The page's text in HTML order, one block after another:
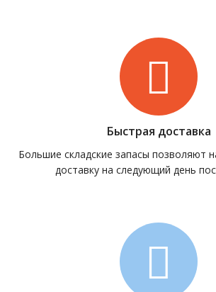
Быстрая доставка
Большие складские запасы позволяют
доставку на следующий день